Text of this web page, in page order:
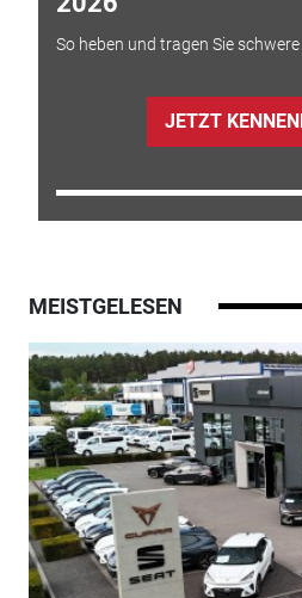
So heben und tragen Sie
JETZT
MEISTGELESEN